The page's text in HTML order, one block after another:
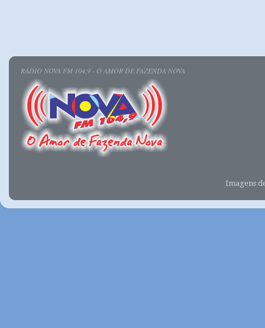
RÁDIO NOVA FM 104,9 - O AMOR DE FAZENDA NOVA
Imagens